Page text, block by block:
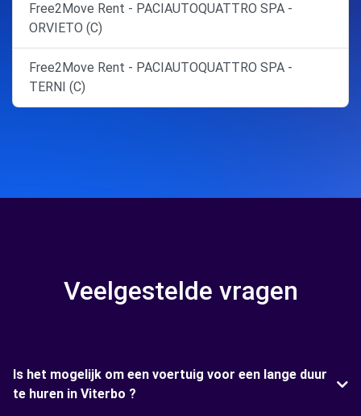
Free2Move Rent - PACIAUTOQUATTRO SPA -
ORVIETO (C)
Free2Move Rent - PACIAUTOQUATTRO SPA -
TERNI (C)
Veelgestelde vragen
Is het mogelijk om een voertuig voor een lange duur
te huren in Viterbo ?